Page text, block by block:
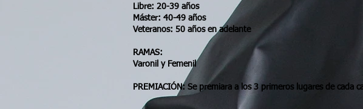
Libre: 20-39 años
Máster: 40-49 años
Veteranos: 50 años en adelante
RAMAS:
Varonil y Femenil
PREMIACIÓN: Se premiara a los 3 primeros lugares de cada